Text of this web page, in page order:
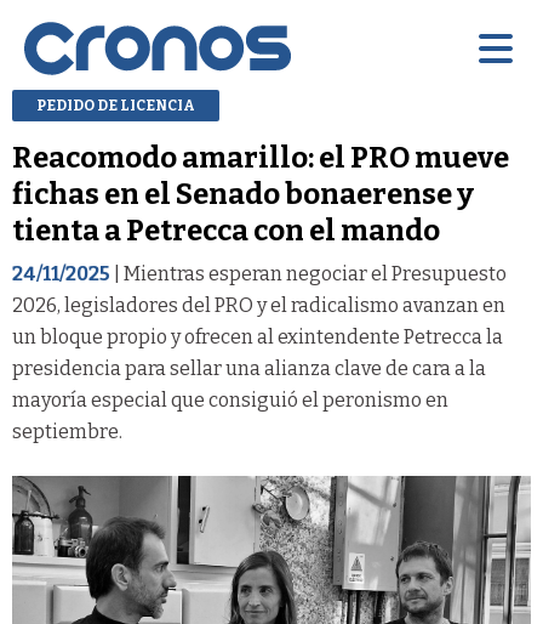
PEDIDO DE LICENCIA
Reacomodo amarillo: el PRO mueve
fichas en el Senado bonaerense y
tienta a Petrecca con el mando
24/11/2025 | Mientras esperan negociar el Presupuesto
2026, legisladores del PRO y el radicalismo avanzan en
un bloque propio y ofrecen al exintendente Petrecca la
presidencia para sellar una alianza clave de cara a la
mayoría especial que consiguió el peronismo en
septiembre.